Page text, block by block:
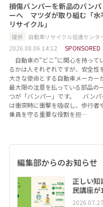
損傷バンパーを新品のバンパ
ーへ マツダが取り組む「水
リサイクル」
提供 自動車リサイクル促進センタ
2026.08.06 14:12
SPONSORED
自動車の“どこ”に関心を持って
るかは人それぞれですが、安全性
大きな使命とする自動車メーカー
最大限の注意を払っている部品の
つが「バンパー」です。 バンパ
は衝突時に衝撃を吸収し、歩行者
乗員を守る重要な役割を担…
編集部からのお知らせ
正しい
民講座